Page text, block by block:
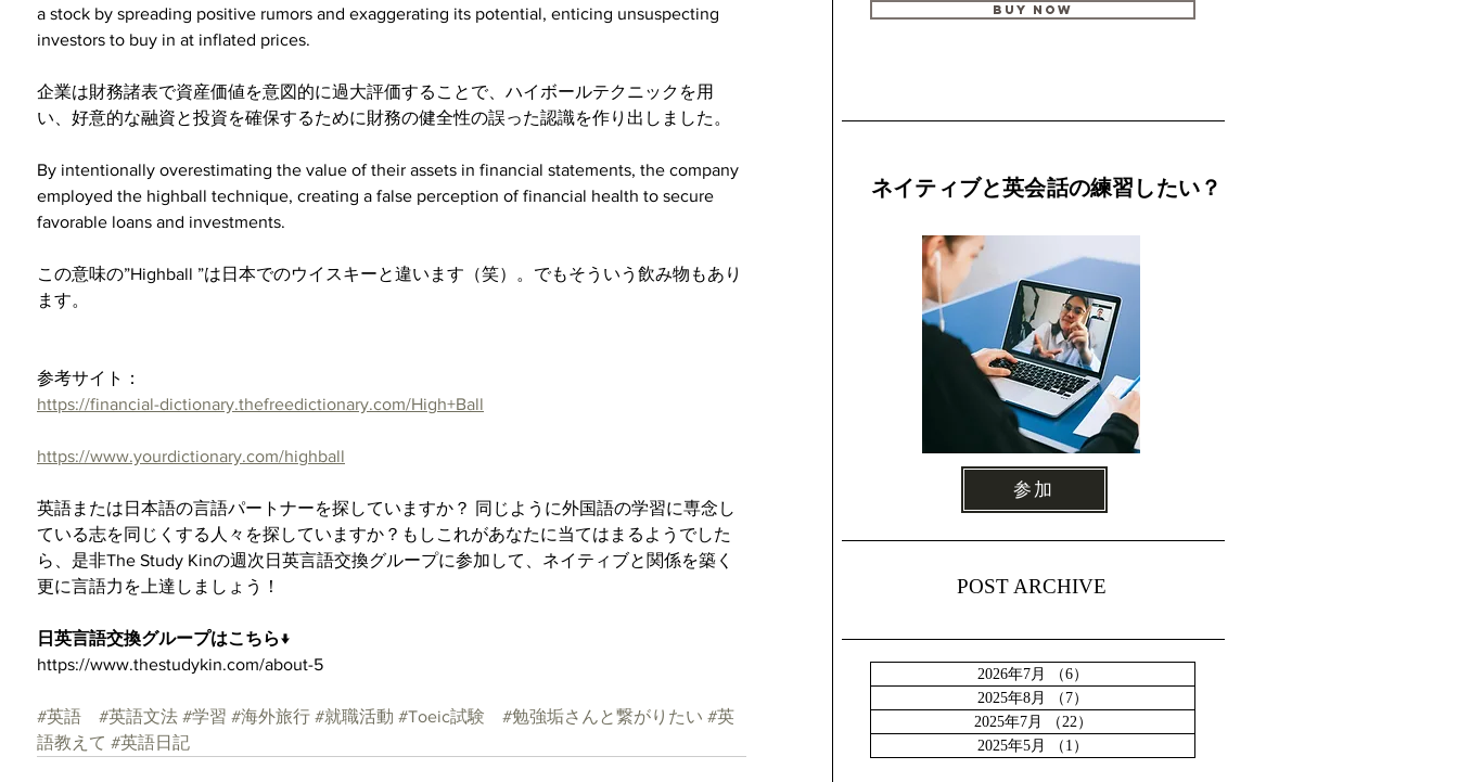
a stock by spreading positive rumors and exaggerating its potential, enticing unsuspecting
investors to buy in at inflated prices.
企業は財務諸表で資産価値を意図的に過大評価することで、ハイボールテクニックを用
い、好意的な融資と投資を確保するために財務の健全性の誤った認識を作り出しました。
By intentionally overestimating the value of their assets in financial statements, the company
employed the highball technique, creating a false perception of financial health to secure
favorable loans and investments.
この意味の”Highball ”は日本でのウイスキーと違います（笑）。でもそういう飲み物もあり
ます。
参考サイト：
https://financial-dictionary.thefreedictionary.com/High+Ball
https://www.yourdictionary.com/highball
英語または日本語の言語パートナーを探していますか？ 同じように外国語の学習に専念し
ている志を同じくする人々を探していますか？もしこれがあなたに当てはまるようでした
ら、是非The Study Kinの週次日英言語交換グループに参加して、ネイティブと関係を築く
更に言語力を上達しましょう！
日英言語交換グループはこちら↓
https://www.thestudykin.com/about-5
#英語 #英語文法 #学習 #海外旅行 #就職活動 #Toeic試験 #勉強垢さんと繋がりたい #英
語教えて #英語日記
Buy Now
ネイティブと英会話の練習したい？
参加
POST ARCHIVE
2026年7月 （6）
2025年8月
（7）
2025年7月
（22）
2025年5月
（1）